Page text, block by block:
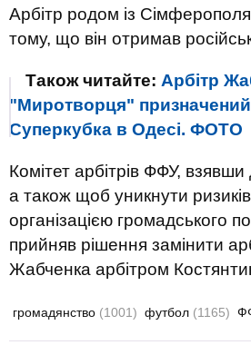
Арбітр родом із
тому, що він отримав
Також читайте: Арбітр
"Миротворця"
Суперкубка в Одесі. ФОТО
Комітет арбітрів ФФУ,
а також щоб уникнути
організацією громадського
прийняв рішення замінити
Жабченка арбітром
громадянство (1001) футбол (1165)